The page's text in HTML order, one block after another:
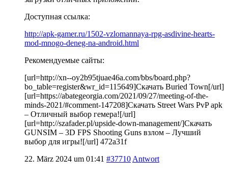
Доступная ссылка:
http://apk-gamer.ru/1502-vzlomannaya-rpg-asdivine-hearts-
mod-mnogo-deneg-na-android.html
Рекомендуемые сайты:
[url=http://xn--oy2b95tjuae46a.com/bbs/board.php?
bo_table=register&wr_id=115649]Скачать Buried Town[/url]
[url=https://abategeorgia.com/2021/09/27/meeting-of-the-
minds-2021/#comment-147208]Скачать Street Wars PvP apk
– Отличный выбор гемера![/url]
[url=http://szafader.pl/upside-down-management/]Скачать
GUNSIM – 3D FPS Shooting Guns взлом – Лучший
выбор для игры![/url] 472a31f
22. März 2024 um 01:41 #37710 Antwort